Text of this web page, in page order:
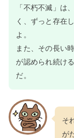
「不朽不滅」は
く、ずっと存在
よ。
また、その長い
が認められ続け
だ。
そ
が